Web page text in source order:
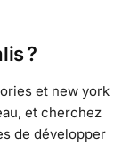
?
et new york
et cherchez
de développer